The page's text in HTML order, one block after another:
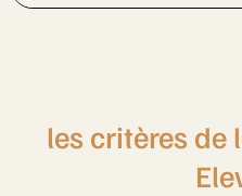
les critères de